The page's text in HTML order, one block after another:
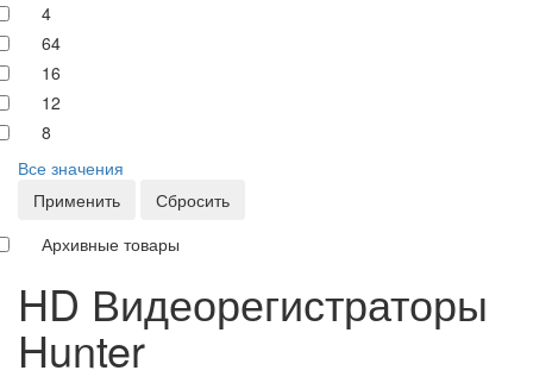
4
64
16
12
8
Все значения
Применить
Сбросить
Архивные товары
HD Видеорегистраторы
Hunter